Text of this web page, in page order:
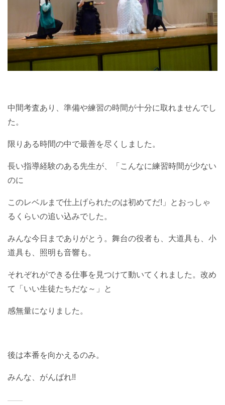
中間考査あり、準備や練習の時間が十分に取れませんでし
た。
限りある時間の中で最善を尽くしました。
長い指導経験のある先生が、「こんなに練習時間が少ない
のに
このレベルまで仕上げられたのは初めてだ!」とおっしゃ
るくらいの追い込みでした。
みんな今日までありがとう。舞台の役者も、大道具も、小
道具も、照明も音響も。
それぞれができる仕事を見つけて動いてくれました。改め
て「いい生徒たちだな～」と
感無量になりました。
後は本番を向かえるのみ。
みんな、がんばれ!!